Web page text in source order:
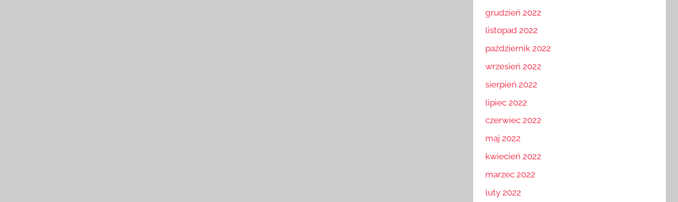
grudzień 2022
listopad 2022
październik 2022
wrzesień 2022
sierpień 2022
lipiec 2022
czerwiec 2022
maj 2022
kwiecień 2022
marzec 2022
luty 2022